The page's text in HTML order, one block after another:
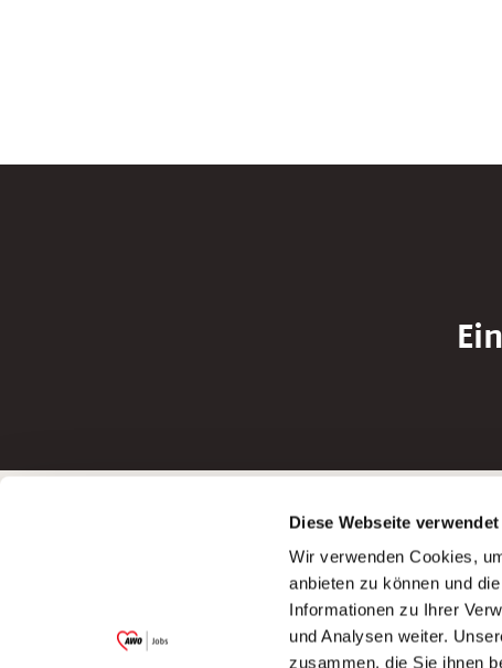
Diese Webseite
Wir verwenden Cookies,
anbieten zu können und
Informationen zu Ihrer
und Analysen weiter.
zusammen, die Sie ihnen
Garitz Bewirtschaftungsbetriebe GmbH
(Ein Tochterunternehmen des AWO
Bezirksverbandes Unterfranken e.V.)
Bewerbung
Bewerbung
Bewerbung
Bewerbung